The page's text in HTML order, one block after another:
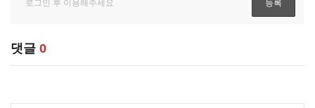
댓글 0